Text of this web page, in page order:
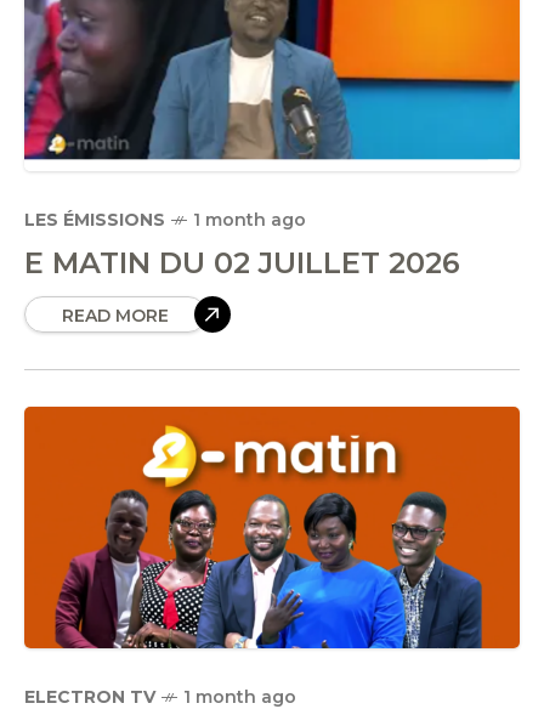
LES ÉMISSIONS 1 month ago
E MATIN DU 02 JUILLET 2026
READ MORE
ELECTRON TV 1 month ago